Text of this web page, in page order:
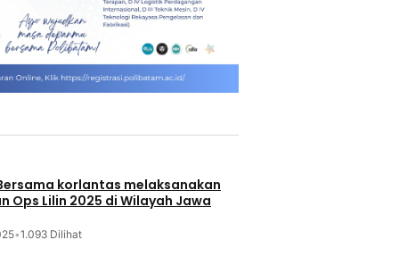
korlantas melaksanakan
Ops Lilin 2025 di Wilayah Jawa
•1.093 Dilihat